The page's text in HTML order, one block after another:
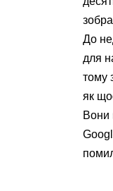
До
для
тому
як
Вони